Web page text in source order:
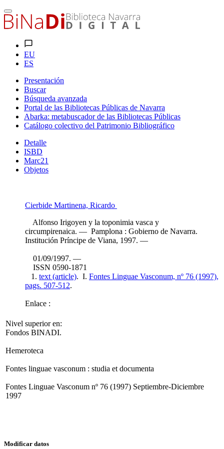
EU
ES
Presentación
Buscar
Búsqueda avanzada
Portal de las Bibliotecas Públicas de Navarra
Abarka: metabuscador de las Bibliotecas Públicas
Catálogo colectivo del Patrimonio Bibliográfico
Detalle
ISBD
Marc21
Objetos
Cierbide Martinena, Ricardo
Alfonso Irigoyen y la toponimia vasca y
circumpirenaica. — Pamplona : Gobierno de Navarra.
Institución Príncipe de Viana, 1997. —
01/09/1997. —
ISSN 0590-1871
1. text (article). I. Fontes Linguae Vasconum, nº 76 (1997),
pags. 507-512.
Enlace :
Nivel superior en:
Fondos BINADI.
Hemeroteca
Fontes linguae vasconum : studia et documenta
Fontes Linguae Vasconum nº 76 (1997) Septiembre-Diciembre
1997
Modificar datos